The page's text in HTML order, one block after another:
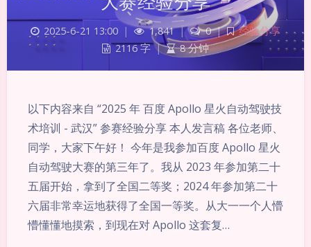
2025-6-21 13:00 | 1,841 | 0 |
经验分享
2116 字 | 8 分钟
以下内容来自 “2025 年 百度 Apollo 星火自动驾驶技
术培训 - 武汉” 参赛经验分享 本人发言稿 各位老师、
同学，大家下午好！ 今年是我参加百度 Apollo 星火
自动驾驶大赛的第三年了。我从 2023 年参加第二十
五届开始，拿到了全国二等奖；2024 年参加第二十
六届非常幸运地获得了全国一等奖。从大一一个人懵
懵懂懂地摸索，到现在对 Apollo 这套复…